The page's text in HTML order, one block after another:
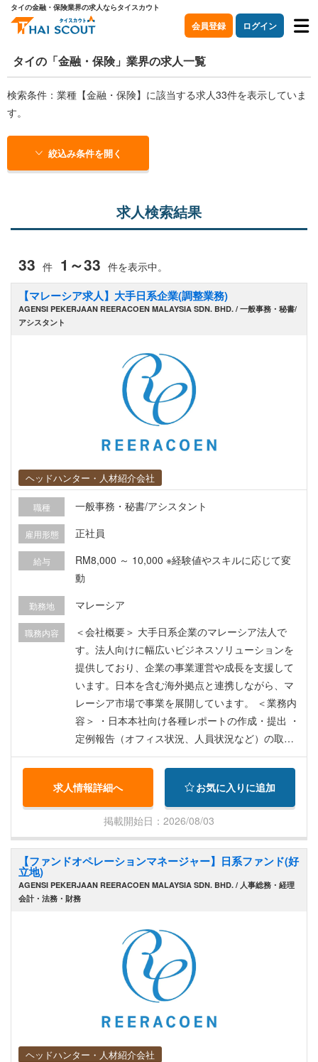
タイの金融・保険業界の求人ならタイスカウト
会員登録 ログイン
タイの「金融・保険」業界の求人一覧
検索条件：業種【金融・保険】に該当する求人33件を表示していま
す。
絞込み条件を開く
求人検索結果
33 件 1～33 件を表示中。
【マレーシア求人】大手日系企業(調整業務)
AGENSI PEKERJAAN REERACOEN MALAYSIA SDN. BHD. / 一般事務・秘書/
アシスタント
ヘッドハンター・人材紹介会社
職種 一般事務・秘書/アシスタント
雇用形態 正社員
給与
RM8,000 ～ 10,000 ※経験値やスキルに応じて変
動
勤務地 マレーシア
職務内容
＜会社概要＞ 大手日系企業のマレーシア法人で
す。法人向けに幅広いビジネスソリューションを
提供しており、企業の事業運営や成長を支援して
います。日本を含む海外拠点と連携しながら、マ
レーシア市場で事業を展開しています。 ＜業務内
容＞ ・日本本社向け各種レポートの作成・提出 ・
定例報告（オフィス状況、人員状況など）の取り
まとめ ・日本本社からの依頼事項について、現地
スタッフへの確認・調整 ・日本本社からの出張者
（平均月1回程度）の出張・スケジュール手配 ・
日本本社と現地スタッフ間の英語でのコミュニケ
ーションサポート ・社内ルールやマニュアルの確
認・更新およびスタッフへの周知 ・商品・サービ
スの企画・開発サポート ・取引先との調整や本社
承認プロセスのサポート ・必要に応じて顧客訪
問・打ち合わせへの同行 ・各種アドミン業務や突
求人情報詳細へ お気に入りに追加
掲載開始日：2026/08/03
【ファンドオペレーションマネージャー】日系ファンド(好
立地)
AGENSI PEKERJAAN REERACOEN MALAYSIA SDN. BHD. / 人事総務・経理
会計・法務・財務
ヘッドハンター・人材紹介会社